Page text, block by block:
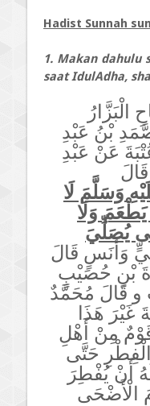
Hadist Sunnah
1. Makan dahulu
saatIdulAdha, s
الْبَزَّارُ
بْنُ عَبْدِ
عَنْ عَبْدِ
وَسَلَّمَ لَا
وَلَا
يُصَلِّيَ
وَأَنَسٍ قَالَ
بْنِ حُصَيْبٍ
و قَالَ مُحَمَّدٌ
غَيْرَ هَذَا
مِنْ أَهْلِ
الْفِطْرِ حَتَّى
أَنْ يُفْطِرَ
الْأَضْحَى